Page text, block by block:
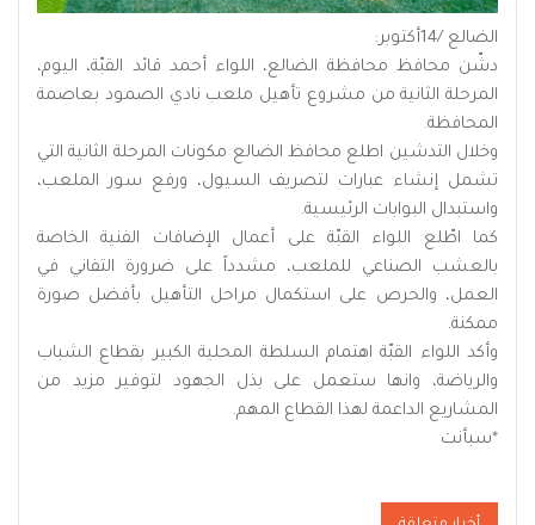
الضالع /14أكتوبر:
دشّن محافظ محافظة الضالع، اللواء أحمد قائد القبّة، اليوم،
المرحلة الثانية من مشروع تأهيل ملعب نادي الصمود بعاصمة
المحافظة.
وخلال التدشين اطلع محافظ الضالع مكونات المرحلة الثانية التي
تشمل إنشاء عبارات لتصريف السيول، ورفع سور الملعب،
واستبدال البوابات الرئيسية.
كما اطّلع اللواء القبّة على أعمال الإضافات الفنية الخاصة
بالعشب الصناعي للملعب، مشدداً على ضرورة التفاني في
العمل، والحرص على استكمال مراحل التأهيل بأفضل صورة
ممكنة.
وأكد اللواء القبّة اهتمام السلطة المحلية الكبير بقطاع الشباب
والرياضة، وانها ستعمل على بذل الجهود لتوفير مزيد من
المشاريع الداعمة لهذا القطاع المهم.
*سبأنت